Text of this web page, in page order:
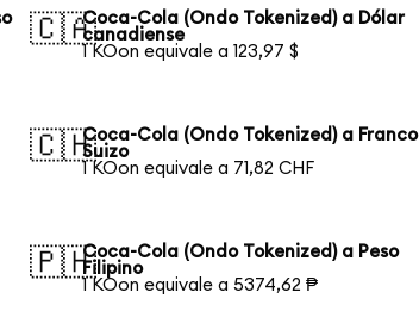
🇨🇦Coca-Cola (Ondo Tokenized) a Dólar
canadiense
1 KOon equivale a 123,97 $
🇨🇭Coca-Cola (Ondo Tokenized) a Franco
Suizo
1 KOon equivale a 71,82 CHF
🇵🇭Coca-Cola (Ondo Tokenized) a Peso
Filipino
1 KOon equivale a 5374,62 ₱